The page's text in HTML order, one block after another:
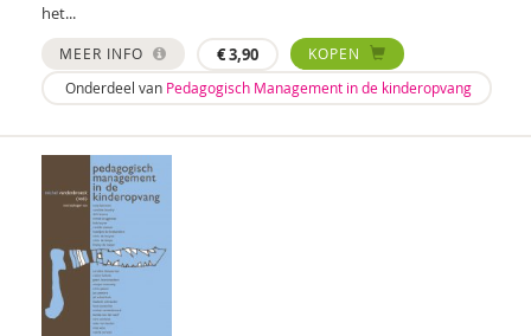
Iris Andriessen
Nilay Ardjosemito
Siela Ardjosemito-Jethoe
René Arends
Chantal Ariens
Silke van Arum
het...
MEER INFO €3,90
KOPEN
Onderdeel van Pedagogisch Management in de kinderopvang